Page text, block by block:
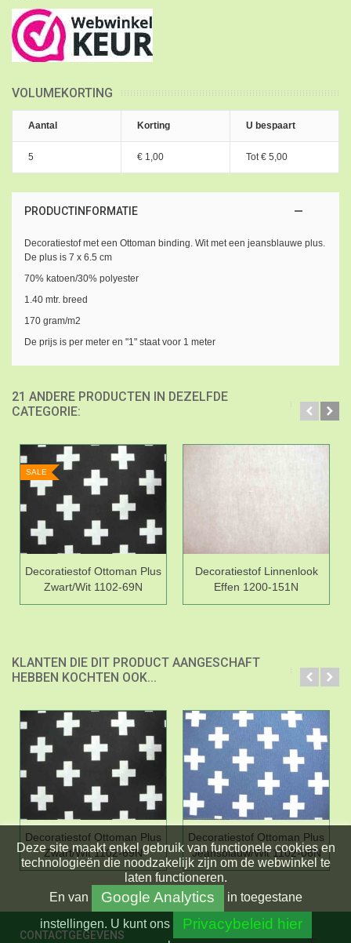
VOLUMEKORTING
Aantal Korting U bespaart
5 € 1,00 Tot € 5,00
PRODUCTINFORMATIE
Decoratiestof met een Ottoman binding. Wit met een jeansblauwe plus.
De plus is 7 x 6.5 cm
70% katoen/30% polyester
1.40 mtr. breed
170 gram/m2
De prijs is per meter en "1" staat voor 1 meter
21 ANDERE PRODUCTEN IN DEZELFDE
CATEGORIE:
SALE
Decoratiestof Ottoman Plus
Zwart/Wit 1102-69N
Decoratiestof Linnenlook
Effen 1200-151N
KLANTEN DIE DIT PRODUCT AANGESCHAFT
HEBBEN KOCHTEN OOK...
Decoratiestof Ottoman Plus
Zwart/Wit 1102-69N
Decoratiestof Ottoman Plus
Jeansblauw/Wit 1102-06N
CONTACTGEGEVENS
Deze site maakt enkel gebruik van functionele cookies en
technologieën die noodzakelijk zijn om de webwinkel te
laten functioneren.
En van Google Analytics
in toegestane
instellingen. U kunt ons Privacybeleid hier